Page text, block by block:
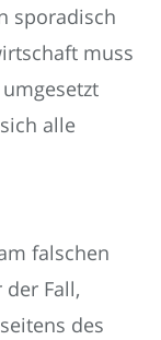
sporadisch
muss
alle
falschen
der Fall,
des